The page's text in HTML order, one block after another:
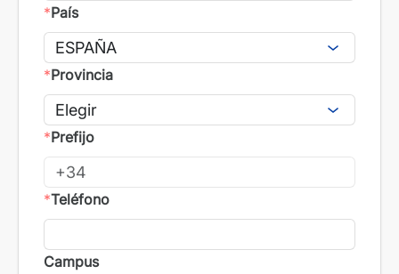
*País
*Provincia
*Prefijo
*Teléfono
Campus